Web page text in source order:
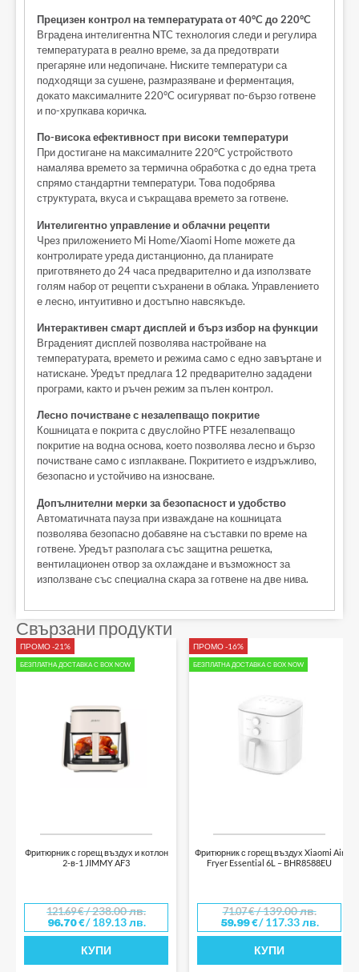
Прецизен контрол на температурата от 40°C до 220°C
Вградена интелигентна NTC технология следи и регулира
температурата в реално време, за да предотврати
прегаряне или недопичане. Ниските температури са
подходящи за сушене, размразяване и ферментация,
докато максималните 220°C осигуряват по-бързо готвене
и по-хрупкава коричка.
По-висока ефективност при високи температури
При достигане на максималните 220°C устройството
намалява времето за термична обработка с до една трета
спрямо стандартни температури. Това подобрява
структурата, вкуса и съкращава времето за готвене.
Интелигентно управление и облачни рецепти
Чрез приложението Mi Home/Xiaomi Home можете да
контролирате уреда дистанционно, да планирате
приготвянето до 24 часа предварително и да използвате
голям набор от рецепти съхранени в облака. Управлението
е лесно, интуитивно и достъпно навсякъде.
Интерактивен смарт дисплей и бърз избор на функции
Вграденият дисплей позволява настройване на
температурата, времето и режима само с едно завъртане и
натискане. Уредът предлага 12 предварително зададени
програми, както и ръчен режим за пълен контрол.
Лесно почистване с незалепващо покритие
Кошницата е покрита с двуслойно PTFE незалепващо
покритие на водна основа, което позволява лесно и бързо
почистване само с изплакване. Покритието е издръжливо,
безопасно и устойчиво на износване.
Допълнителни мерки за безопасност и удобство
Автоматичната пауза при изваждане на кошницата
позволява безопасно добавяне на съставки по време на
готвене. Уредът разполага със защитна решетка,
вентилационен отвор за охлаждане и възможност за
използване със специална скара за готвене на две нива.
Свързани продукти
ПРОМО -21%
БЕЗПЛАТНА ДОСТАВКА С BOX NOW
Фритюрник с горещ въздух и котлон
2-в-1 JIMMY AF3
121.69€/ 238.00 лв.
96.70€/ 189.13 лв.
КУПИ
ПРОМО -16%
БЕЗПЛАТНА ДОСТАВКА С BOX NOW
Фритюрник с горещ въздух Xiaomi Air
Fryer Essential 6L – BHR8588EU
71.07€/ 139.00 лв.
59.99€/ 117.33 лв.
КУПИ